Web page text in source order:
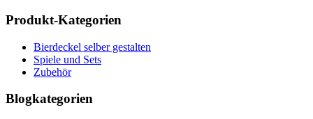
Produkt-Kategorien
Bierdeckel selber gestalten
Spiele und Sets
Zubehör
Blogkategorien